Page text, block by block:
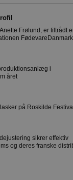
Frølund, er tiltrådt
i
året
på Roskilde
sikrer effektiv
og deres franske